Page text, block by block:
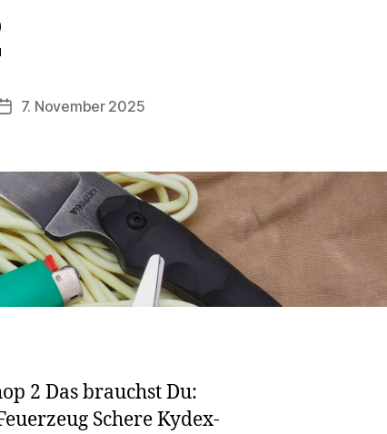
Veröffentlichungsdatum
7. November 2025
2 Das brauchst Du:
Schere Kydex-